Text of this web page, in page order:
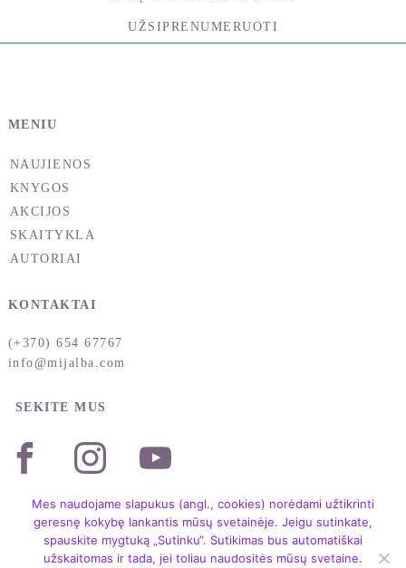
UŽSIPRENUMERUOTI
MENIU
NAUJIENOS
KNYGOS
AKCIJOS
SKAITYKLA
AUTORIAI
KONTAKTAI
(+370) 654 67767
info@mijalba.com
SEKITE MUS
Mes naudojame slapukus (angl., cookies) norėdami užtikrinti
geresnę kokybę lankantis mūsų svetainėje. Jeigu sutinkate,
spauskite mygtuką „Sutinku“. Sutikimas bus automatiškai
užskaitomas ir tada, jei toliau naudositės mūsų svetaine.